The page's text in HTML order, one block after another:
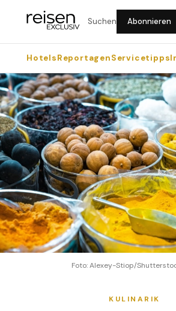
Suchen Abonnieren
HotelsReportagenServicetipps
Foto: Alexey-Stiop/
KULINARIK